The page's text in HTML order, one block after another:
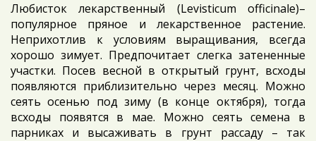
Любисток лекарственный (Levisticum officinale)–
популярное пряное и лекарственное растение.
Неприхотлив к условиям выращивания, всегда
хорошо зимует. Предпочитает слегка затененные
участки. Посев весной в открытый грунт, всходы
появляются приблизительно через месяц. Можно
сеять осенью под зиму (в конце октября), тогда
всходы появятся в мае. Можно сеять семена в
парниках и высаживать в грунт рассаду – так